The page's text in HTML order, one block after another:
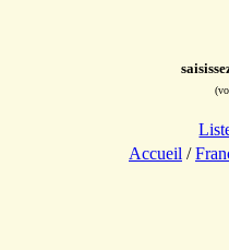
Accueil /